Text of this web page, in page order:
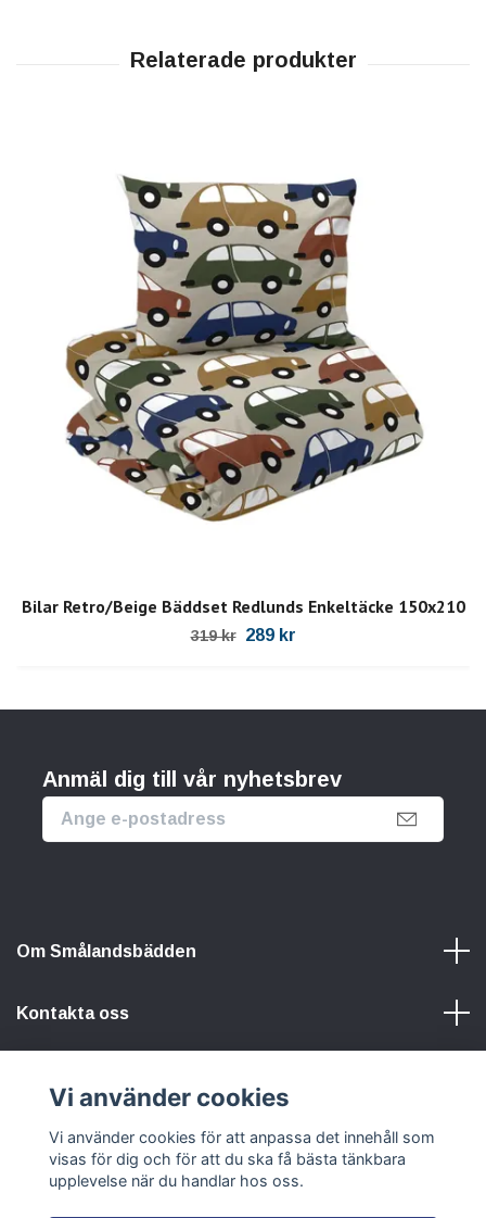
Bilar Retro/Beige Bäddset Redlunds Enkeltäcke 150x210
319 kr 289 kr
Anmäl dig till vår nyhetsbrev
Om Smålandsbädden
Kontakta oss
Sociala medier
Vi använder cookies
Vi använder cookies för att anpassa det innehåll som
visas för dig och för att du ska få bästa tänkbara
upplevelse när du handlar hos oss.